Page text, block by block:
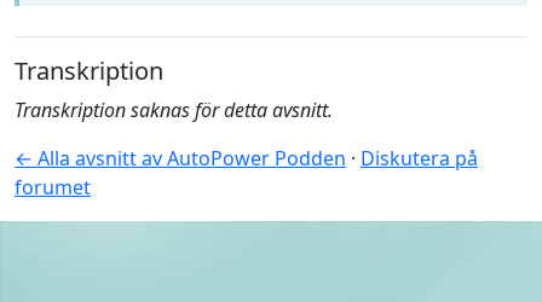
Transkription
Transkription saknas för detta avsnitt.
← Alla avsnitt av AutoPower Podden · Diskutera på
forumet